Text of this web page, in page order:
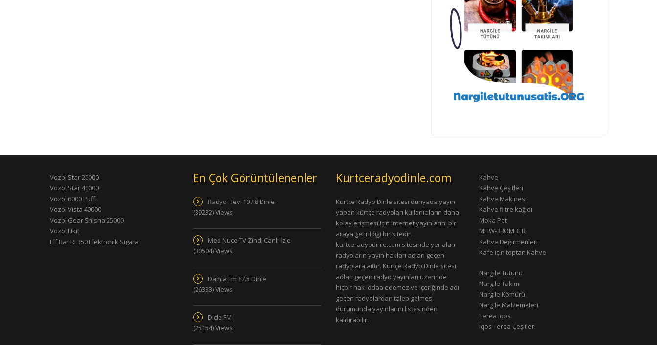
Vozol Star 20000
Vozol Star 40000
Vozol 6000 Puff
Vozol Vista 40000
Vozol Gear Shisha 25000
Vozol Likit
Elf Bar RF350 Elektronik Sigara
En Çok Görüntülenenler
Radyo Hevi 107.8 Dinle
(39232) Views
Med Nuçe TV Zindi Canlı İzle
(30504) Views
Damla Fm 87.5 Dinle
(26333) Views
Dicle FM
(25154) Views
Kurtceradyodinle.com
Kürtçe Radyo Dinle sitesi dünyada yayın
yapan kürtçe radyoları kullanıcıların daha
kolay erişmesi için internet yayınlarını bir
araya getirildiği bir sitedir.
kurtceradyodinle.com sitesinde yer alan
radyoların yayın hakları adları geçen
radyolara aittir. Kürtçe Radyo Dinle sitesi
adları geçen radyo yayınları üzerinde
hiçbir hak iddaa edemez ve içeriğinde adı
geçen radyolardan talep gelmesi
durumunda yayınlarını listesinden
kaldırabilir.
Kahve
Kahve Çeşitleri
Kahve Makinesi
Kahve filtre kağıdı
Moka Pot
MHW-3BOMBER
Kahve Değirmenleri
Kafe için toptan Kahve
Nargile Tütünü
Nargile Takımı
Nargile Kömürü
Nargile Malzemeleri
Terea Iqos
Iqos Terea Çeşitleri